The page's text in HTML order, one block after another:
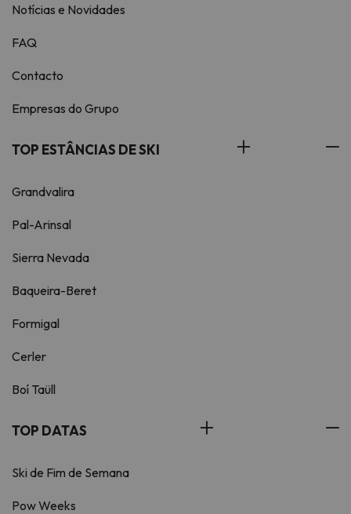
Notícias e Novidades
FAQ
Contacto
Empresas do Grupo
TOP ESTÂNCIAS DE SKI
Grandvalira
Pal-Arinsal
Sierra Nevada
Baqueira-Beret
Formigal
Cerler
Boí Taüll
TOP DATAS
Ski de Fim de Semana
Pow Weeks